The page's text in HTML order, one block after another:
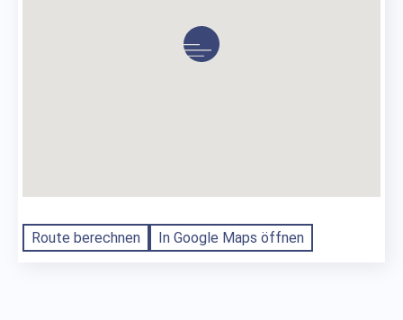
Route berechnen In Google Maps öffnen